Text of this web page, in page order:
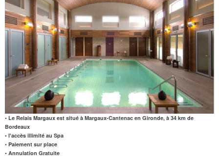
• Le Relais Margaux est situé à Margaux-Cantenac en Gironde, à 34 km de
Bordeaux
• l'accès illimité au Spa
• Paiement sur place
• Annulation Gratuite